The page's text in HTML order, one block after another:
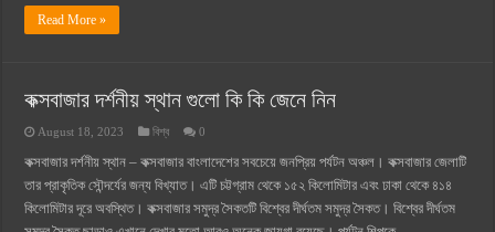
Read More »
কক্সবাজার দর্শনীয় স্থান গুলো কি কি জেনে নিন
August 18, 2023 বিশ্ব 0
কক্সবাজার দর্শনীয় স্থান – কক্সবাজার বাংলাদেশের সবচেয়ে জনপ্রিয় পর্যটন অঞ্চল। কক্সবাজার জেলাটি
তার প্রাকৃতিক সৌন্দর্যের জন্য বিখ্যাত। এটি চট্টগ্রাম থেকে ১৫২ কিলোমিটার এবং ঢাকা থেকে ৪১৪
কিলোমিটার দূরে অবস্থিত। কক্সবাজার সমুদ্র সৈকতটি বিশ্বের দীর্ঘতম সমুদ্র সৈকত। বিশ্বের দীর্ঘতম